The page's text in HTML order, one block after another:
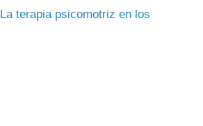
La terapia psicomotriz en los